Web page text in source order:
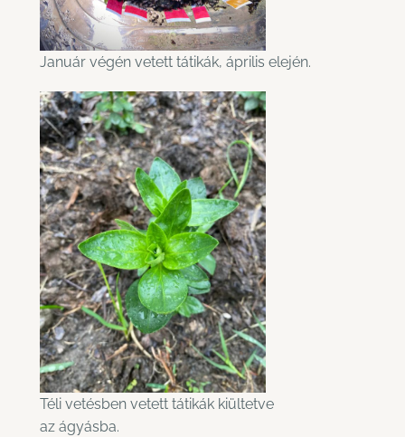
Január végén vetett tátikák, április elején.
Téli vetésben vetett tátikák kiültetve
az ágyásba.